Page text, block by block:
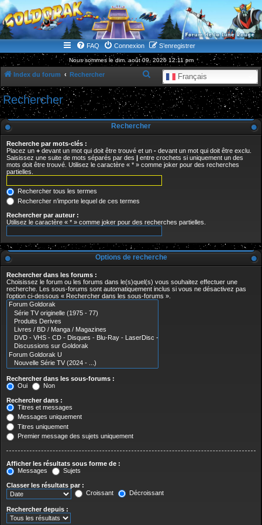
WWW.GOLDORAKGO.COM
le site de la Lune Rouge
FAQ Connexion S’enregistrer
Nous sommes le dim. août 09, 2026 12:11 pm
Index du forum Rechercher Français
e
c
h
c
e
Rechercher
Rechercher
Recherche par mots-clés :
Placez un + devant un mot qui doit être trouvé et un - devant un mot qui doit être exclu.
Saisissez une suite de mots séparés par des | entre crochets si uniquement un des
mots doit être trouvé. Utilisez le caractère « * » comme joker pour des recherches
partielles.
Rechercher tous les termes
Rechercher n’importe lequel de ces termes
Rechercher par auteur :
Utilisez le caractère « * » comme joker pour des recherches partielles.
Options de recherche
Rechercher dans les forums :
Choisissez le forum ou les forums dans le(s)quel(s) vous souhaitez effectuer une
recherche. Les sous-forums sont automatiquement inclus si vous ne désactivez pas
l’option ci-dessous « Rechercher dans les sous-forums ».
Rechercher dans les sous-forums :
Oui
Non
Rechercher dans :
Titres et messages
Messages uniquement
Titres uniquement
Premier message des sujets uniquement
Afficher les résultats sous forme de :
Messages
Sujets
Classer les résultats par :
Croissant
Décroissant
Rechercher depuis :